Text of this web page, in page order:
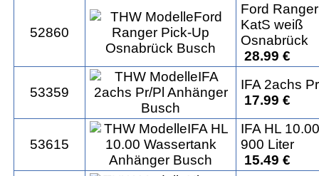
52860
Ford
KatS weiß
Osnabrück
28.99 €
53359
IFA 2achs
17.99 €
53615
IFA HL
900 Liter
15.49 €